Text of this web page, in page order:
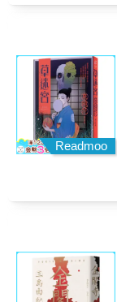
Readmoo